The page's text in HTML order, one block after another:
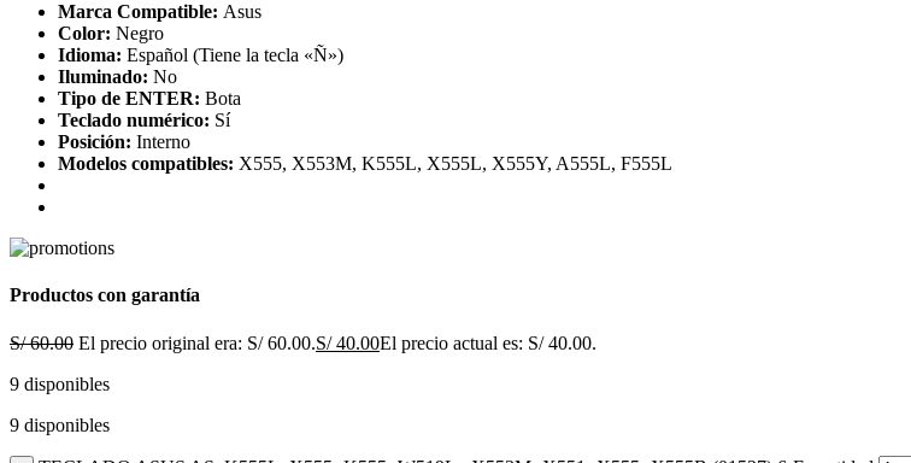
Marca Compatible: Asus
Color: Negro
Idioma: Español (Tiene la tecla «Ñ»)
Iluminado: No
Tipo de ENTER: Bota
Teclado numérico: Sí
Posición: Interno
Modelos compatibles: X555, X553M, K555L, X555L, X555Y, A555L, F555L
Productos con garantía
S/60.00 El precio original era: S/ 60.00.S/40.00El precio actual es: S/ 40.00.
9 disponibles
9 disponibles